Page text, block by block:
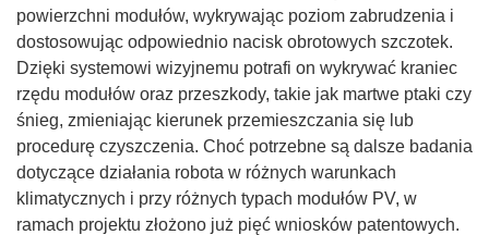
w
o
r
z
y
s
i
ę
w
powierzchni modułów, wykrywając poziom zabrudzenia i
dostosowując odpowiednio nacisk obrotowych szczotek.
Dzięki systemowi wizyjnemu potrafi on wykrywać kraniec
rzędu modułów oraz przeszkody, takie jak martwe ptaki czy
śnieg, zmieniając kierunek przemieszczania się lub
procedurę czyszczenia. Choć potrzebne są dalsze badania
dotyczące działania robota w różnych warunkach
klimatycznych i przy różnych typach modułów PV, w
ramach projektu złożono już pięć wniosków patentowych.